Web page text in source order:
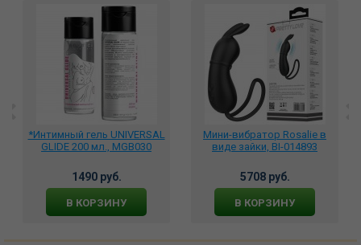
*Интимный гель UNIVERSAL
GLIDE 200 мл., MGB030
1490 руб.
В КОРЗИНУ
Мини-вибратор Rosalie в
виде зайки, BI-014893
5708 руб.
В КОРЗИНУ